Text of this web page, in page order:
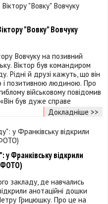
"Вовку" Вовчуку
Вовчуку на позивний
Віктор був командиром
Рідні й друзі кажуть, що він
і позитивною людиною. Про
військовому повідомив
був дуже справе
Докладніше >>
Франківську відкрили
закладу, де навчались
анотаційні дошки
Грицюшку. Про це на